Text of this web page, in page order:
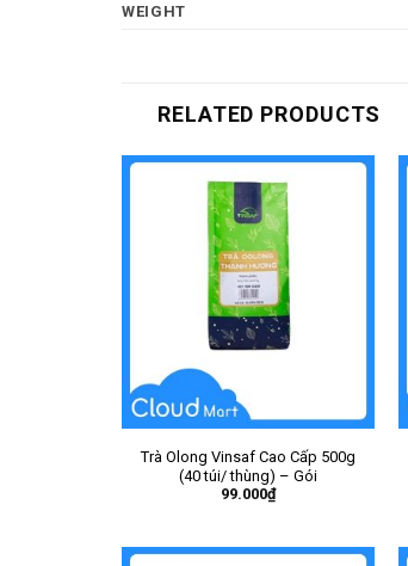
WEIGHT
RELATED PRODUCTS
Trà Olong Vinsaf Cao Cấp 500g
(40 túi/ thùng) – Gói
99.000₫